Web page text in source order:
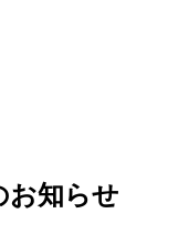
お知らせ